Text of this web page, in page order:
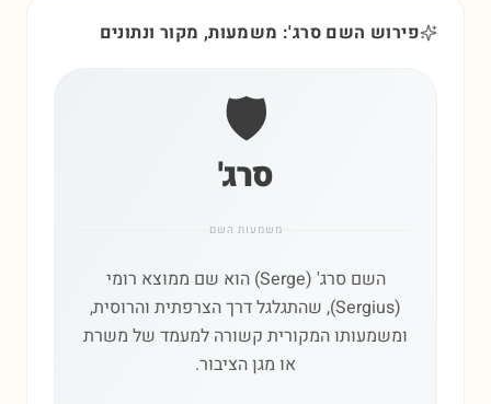
פירוש השם סרג': משמעות, מקור ונתונים
🛡️
סרג'
משמעות השם
השם סרג' (Serge) הוא שם ממוצא רומי
(Sergius), שהתגלגל דרך הצרפתית והרוסית,
ומשמעותו המקורית קשורה למעמד של משרת
או מגן הציבור.